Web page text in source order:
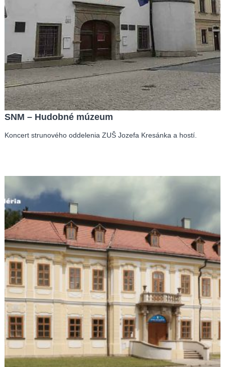
SNM – Hudobné múzeum
Koncert strunového oddelenia ZUŠ Jozefa Kresánka a hostí.